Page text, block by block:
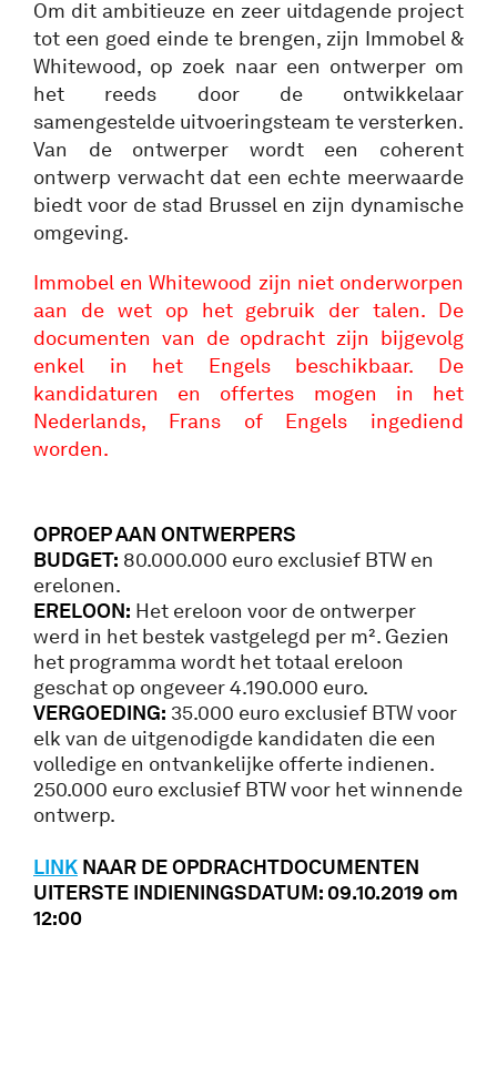
Om dit ambitieuze en zeer uitdagende project
tot een goed einde te brengen, zijn Immobel &
Whitewood, op zoek naar een ontwerper om
het reeds door de ontwikkelaar
samengestelde uitvoeringsteam te versterken.
Van de ontwerper wordt een coherent
ontwerp verwacht dat een echte meerwaarde
biedt voor de stad Brussel en zijn dynamische
omgeving.
Immobel en Whitewood zijn niet onderworpen
aan de wet op het gebruik der talen. De
documenten van de opdracht zijn bijgevolg
enkel in het Engels beschikbaar. De
kandidaturen en offertes mogen in het
Nederlands, Frans of Engels ingediend
worden.
OPROEP AAN ONTWERPERS
BUDGET: 80.000.000 euro exclusief BTW en
erelonen.
ERELOON: Het ereloon voor de ontwerper
werd in het bestek vastgelegd per m². Gezien
het programma wordt het totaal ereloon
geschat op ongeveer 4.190.000 euro.
VERGOEDING: 35.000 euro exclusief BTW voor
elk van de uitgenodigde kandidaten die een
volledige en ontvankelijke offerte indienen.
250.000 euro exclusief BTW voor het winnende
ontwerp.
LINK NAAR DE OPDRACHTDOCUMENTEN
UITERSTE INDIENINGSDATUM: 09.10.2019 om
12:00